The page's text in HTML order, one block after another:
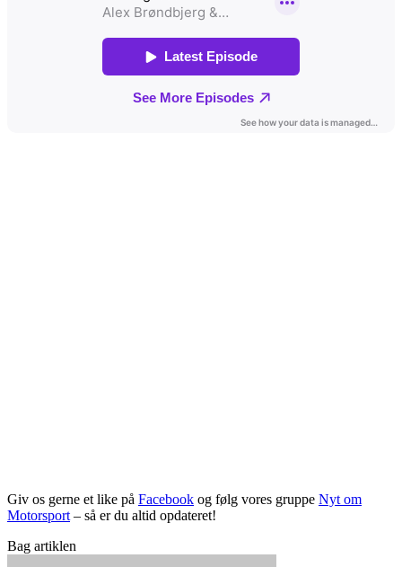
Giv os gerne et like på Facebook og følg vores gruppe Nyt om
Motorsport – så er du altid opdateret!
Bag artiklen